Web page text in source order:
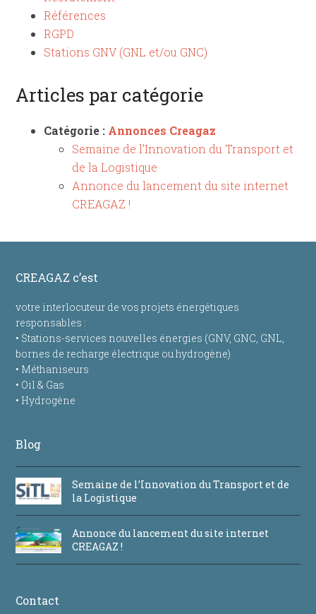
Références
RGPD
Stations GNV (GNL et/ou GNC)
Articles par catégorie
Catégorie : Annonces Creagaz
Semaine de l’Innovation du Transport et
de la Logistique
Annonce du lancement du site internet
CREAGAZ !
CREAGAZ c’est
votre interlocuteur de vos projets énergétiques
responsables :
• Stations-services nouvelles énergies (GNV, GNC, GNL,
bornes de recharge électrique ou hydrogène)
• Méthaniseurs
• Oil & Gas
• Hydrogène
Blog
Semaine de l’Innovation du Transport et de
la Logistique
Annonce du lancement du site internet
CREAGAZ !
Contact